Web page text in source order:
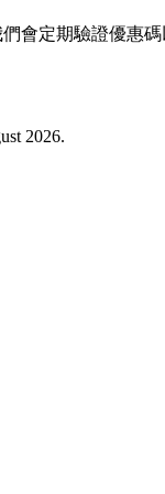
會定期驗證優惠碼
2026.